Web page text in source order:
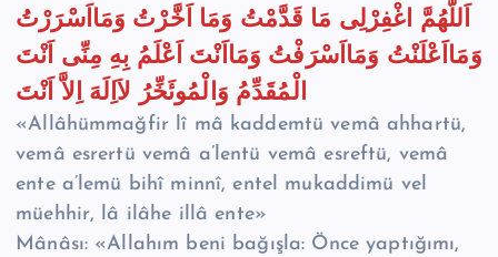
اَللَّهُمَّ اغْفِرْلِى مَا قَدَّمْتُ وَمَا اَخَّرْتُ وَمَااَسْرَرْتُ
وَمَااَعْلَنْتُ وَمَااَسْرَفْتُ وَمَااَنْتَ اَعْلَمُ بِهِ مِنِّى اَنْتَ
الْمُقَدِّمُ وَالْمُوئَخِّرُ لاَاِلَهَ اِلاَّ اَنْتَ
«Allâhümmağfir lî mâ kaddemtü vemâ ahhartü,
vemâ esrertü vemâ a’lentü vemâ esreftü, vemâ
ente a’lemü bihî minnî, entel mukaddimü vel
müehhir, lâ ilâhe illâ ente»
Mânâsı: «Allahım beni bağışla: Önce yaptığımı,